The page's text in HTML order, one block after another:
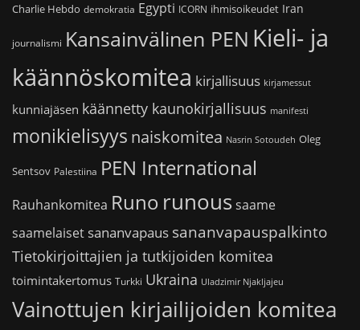
Charlie Hebdo demokratia Egypti ICORN ihmisoikeudet Iran
journalismi Kansainvälinen PEN Kieli- ja
käännöskomitea kirjallisuus kirjamessut
kunniajäsen käännetty kaunokirjallisuus manifesti
monikielisyys naiskomitea Nasrin Sotoudeh Oleg
Sentsov Palestiina PEN International
Rauhankomitea Runo runoussaame
saamelaiset sananvapaus sananvapauspalkinto
Tietokirjoittajien ja tutkijoiden komitea
toimintakertomus Turkki Ukraina Uladzimir Njakljajeu
Vainottujen kirjailijoiden komitea